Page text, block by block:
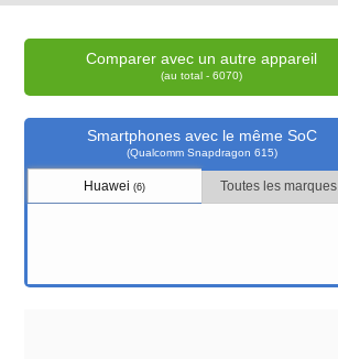
Comparer avec un autre appareil
(au total - 6070)
Smartphones avec le même SoC
(Qualcomm Snapdragon 615)
Huawei(6) Toutes les marques